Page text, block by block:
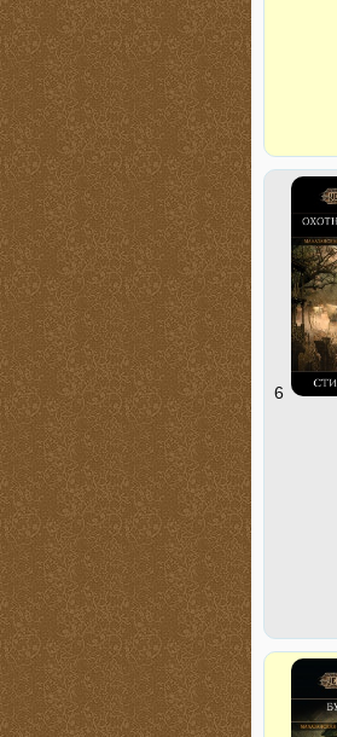
6